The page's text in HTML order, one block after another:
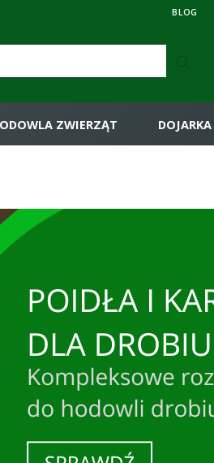
BLOG
ZWIERZĄT DOJARKA